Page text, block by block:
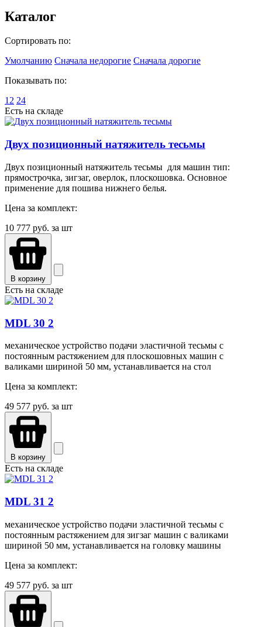
Каталог
Сортировать по:
Умолчанию Сначала недорогие Сначала дорогие
Показывать по:
12 24
Есть на складе
Двух позиционный натяжитель тесьмы
Двух позиционный натяжитель тесьмы для машин тип:
прямострочка, зигзаг, оверлок, плоскошовка. Основное
применение для пошива нижнего белья.
Цена за комплект:
10 777 руб. за шт
В корзину
Есть на складе
MDL 30 2
механическое устройство подачи эластичной тесьмы с
постоянным растяжением для плоскошовных машин с
валиками шириной 50 мм, устанавливается на стол
Цена за комплект:
49 577 руб. за шт
В корзину
Есть на складе
MDL 31 2
механическое устройство подачи эластичной тесьмы с
постоянным растяжением для зигзаг машин с валиками
шириной 50 мм, устанавливается на головку машины
Цена за комплект:
49 577 руб. за шт